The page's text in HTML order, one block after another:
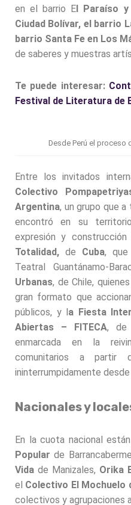
en el barrio El Paraíso y
Ciudad Bolívar, el barrio
barrio Santa Fe en Los
de saberes y muestras
Te puede interesar:
Festival de Literatura de
Desde Perú el proceso
Entre los invitados
Colectivo
Argentina, un grupo que
encontró en su
expresión y
Totalidad,de Cuba,
Teatral Guantánamo-
Urbanas, de Chile,
gran formato que
públicos, y l a Fiesta
Abiertas – FITECA, de
enmarcada en la
comunitarios a
ininterrumpidamente
Nacionales y
En la cuota nacional
Popular de
Vida de Manizales, Orika
el Colectivo El Mochuelo
colectivos y agrupaciones